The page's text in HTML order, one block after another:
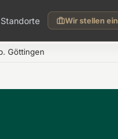
Standorte Wir stellen ein
Göttingen